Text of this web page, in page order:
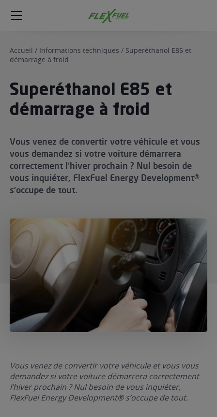
FlexFuel
Méga
le Décalaminage
?
gratuit
E85
du carburant avec
le Superéthanol
de mon
garagiste
Accueil / Informations techniques / Superéthanol E85 et
démarrage à froid
Superéthanol E85 et
démarrage à froid
Vous venez de convertir votre véhicule et vous
vous demandez si votre voiture démarrera
correctement l’hiver prochain ? Nul besoin de
vous inquiéter, FlexFuel Energy Development®
s’occupe de tout.
Vous venez de convertir votre véhicule et vous vous
demandez si votre voiture démarrera correctement
l’hiver prochain ? Nul besoin de vous inquiéter,
FlexFuel Energy Development® s’occupe de tout.